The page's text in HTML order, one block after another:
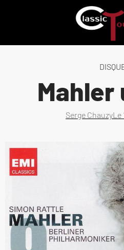
Mahler
Serge ChauzyLe